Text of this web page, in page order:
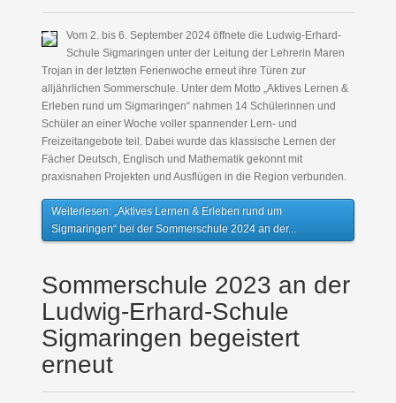
Vom 2. bis 6. September 2024 öffnete die Ludwig-Erhard-
Schule Sigmaringen unter der Leitung der Lehrerin Maren
Trojan in der letzten Ferienwoche erneut ihre Türen zur
alljährlichen Sommerschule. Unter dem Motto „Aktives Lernen &
Erleben rund um Sigmaringen“ nahmen 14 Schülerinnen und
Schüler an einer Woche voller spannender Lern- und
Freizeitangebote teil. Dabei wurde das klassische Lernen der
Fächer Deutsch, Englisch und Mathematik gekonnt mit
praxisnahen Projekten und Ausflügen in die Region verbunden.
Weiterlesen: „Aktives Lernen & Erleben rund um
Sigmaringen“ bei der Sommerschule 2024 an der...
Sommerschule 2023 an der
Ludwig-Erhard-Schule
Sigmaringen begeistert
erneut